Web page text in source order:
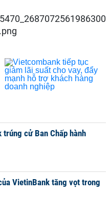
cử Ban Chấp hành
VietinBank tăng vọt trong